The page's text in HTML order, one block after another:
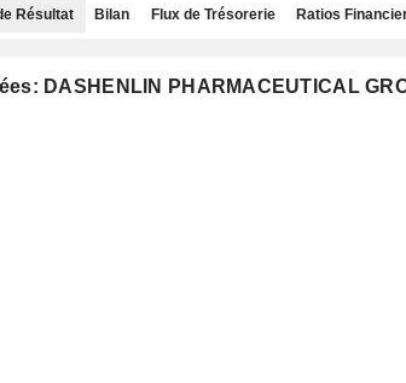
Résultat Bilan Flux de Trésorerie Ratios
DASHENLIN PHARMACEUTICAL